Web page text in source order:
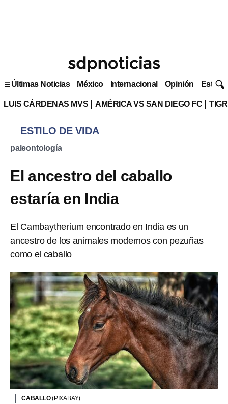
Últimas Noticias México Internacional Opinión Estilo
LUIS CÁRDENAS MVS AMÉRICA VS SAN DIEGO FC
ESTILO DE VIDA
paleontología
El ancestro del caballo
estaría en India
El Cambaytherium encontrado en India es un
ancestro de los animales modernos con pezuñas
como el caballo
CABALLO(PIXABAY)